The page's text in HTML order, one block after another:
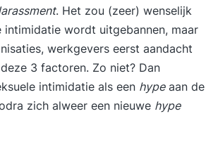
. Het zou (zeer) wenselijk
intimidatie wordt uitgebannen, maar
werkgevers eerst aandacht
3 factoren. Zo niet? Dan
intimidatie als een hypeaan de
zich alweer een nieuwe hype